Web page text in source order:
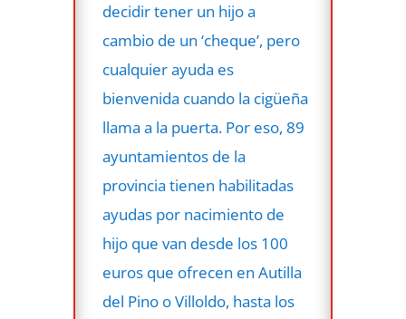
decidir tener un hijo a
cambio de un ‘cheque’, pero
cualquier ayuda es
bienvenida cuando la cigüeña
llama a la puerta. Por eso, 89
ayuntamientos de la
provincia tienen habilitadas
ayudas por nacimiento de
hijo que van desde los 100
euros que ofrecen en Autilla
del Pino o Villoldo, hasta los